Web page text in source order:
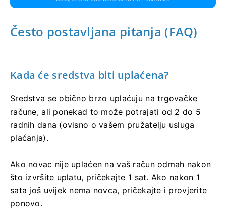
Često postavljana pitanja (FAQ)
Kada će sredstva biti uplaćena?
Sredstva se obično brzo uplaćuju na trgovačke
račune, ali ponekad to može potrajati od 2 do 5
radnih dana (ovisno o vašem pružatelju usluga
plaćanja).
Ako novac nije uplaćen na vaš račun odmah nakon
što izvršite uplatu, pričekajte 1 sat. Ako nakon 1
sata još uvijek nema novca, pričekajte i provjerite
ponovo.